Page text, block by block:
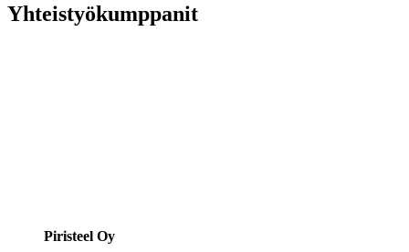
Yhteistyökumppanit
Piristeel Oy